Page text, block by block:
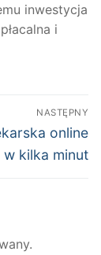
inwestycja
i
NASTĘPNY
online
w kilka minut